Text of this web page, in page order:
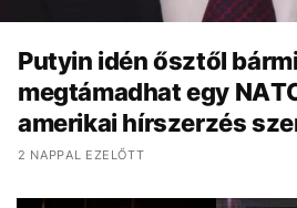
Putyin idén ősztől
megtámadhat egy
amerikai hírszerzés
2 NAPPAL EZELŐTT